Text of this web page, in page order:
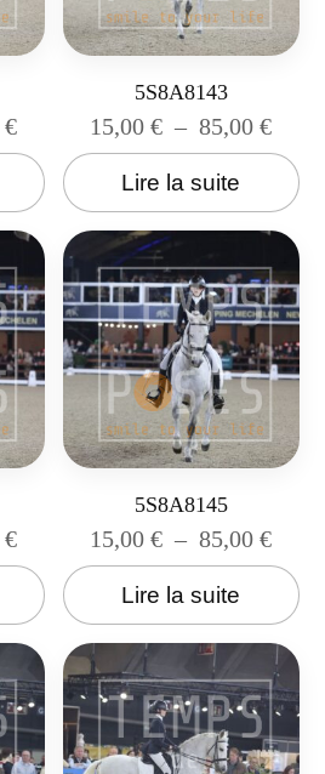
€
5S8A8143
15,00€ – 85,00€
Lire la suite
€
5S8A8145
15,00€ – 85,00€
Lire la suite